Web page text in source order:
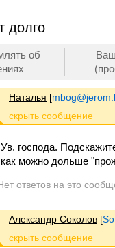
долго
об
Наталья [
Ув. господа.
как можно дольше
ответов на это
Александр Соколов [